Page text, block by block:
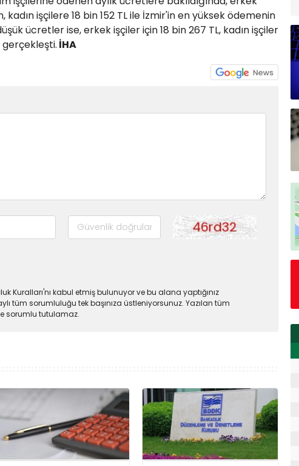
kadın işçilere 18 bin 152 TL ile İzmir'in en yüksek ödemenin
ücretler ise, erkek işçiler için 18 bin 267 TL, kadın işçiler
gerçekleşti. İHA
Kuralları'nı kabul etmiş bulunuyor ve bu alana yaptığınız
tüm sorumluluğu tek başınıza üstleniyorsunuz. Yazılan tüm
sorumlu tutulamaz.